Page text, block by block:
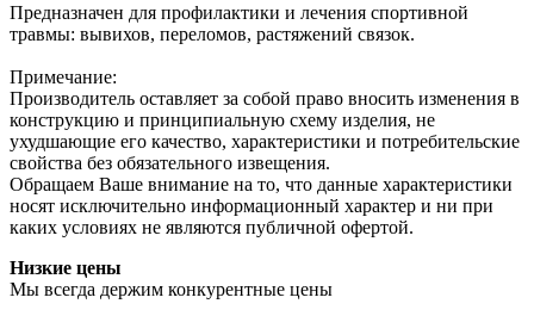
Предназначен для профилактики и лечения спортивной
травмы: вывихов, переломов, растяжений связок.
Примечание:
Производитель оставляет за собой право вносить изменения в
конструкцию и принципиальную схему изделия, не
ухудшающие его качество, характеристики и потребительские
свойства без обязательного извещения.
Обращаем Ваше внимание на то, что данные характеристики
носят исключительно информационный характер и ни при
каких условиях не являются публичной офертой.
Низкие цены
Мы всегда держим конкурентные цены